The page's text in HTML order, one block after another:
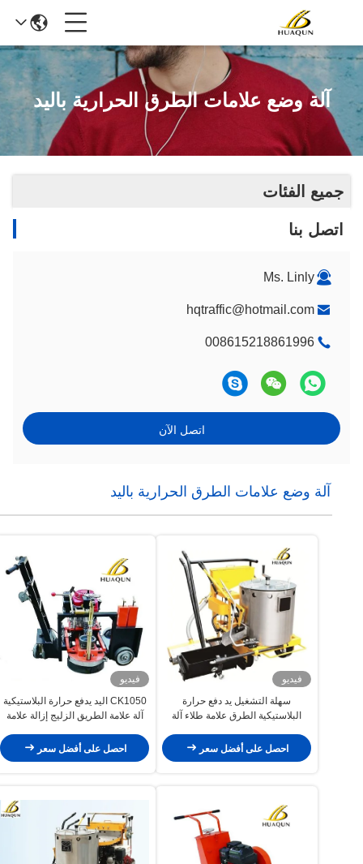
آلة وضع علامات الطرق الحرارية باليد
جميع الفئات
اتصل بنا
Ms. Linly
hqtraffic@hotmail.com
008615218861996
اتصل الآن
آلة وضع علامات الطرق الحرارية باليد
فيديو
سهلة التشغيل يد دفع حرارة
البلاستيكية الطرق علامة طلاء آلة
احصل على أفضل سعر
فيديو
CK1050 اليد يدفع حرارة البلاستيكية
آلة علامة الطريق الزليج إزالة علامة
احصل على أفضل سعر